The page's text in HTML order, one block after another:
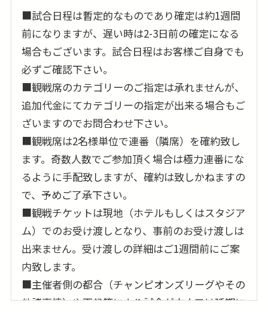
■試合日程は暫定的なものであり確定は約1週間
前になりますが、遅い時は2-3日前の確定になる
場合もございます。試合日程はお客様ご自身でも
必ずご確認下さい。
■観戦席のカテゴリーのご指定は承れませんが、
追加代金にてカテゴリーの指定が出来る場合もご
ざいますのでお問合わせ下さい。
■観戦席は2名様単位で連番（隣席）を確約致し
ます。奇数人数でご参加頂く場合は極力連番にな
るように手配致しますが、確約は致しかねますの
で、予めご了承下さい。
■観戦チケットは現地（ホテルもしくはスタジア
ム）でのお受け渡しとなり、事前のお受け渡しは
出来ません。受け渡しの詳細はご1週間前にご案
内致します。
■主催者側の都合（チャンピオンズリーグやその
他諸事情）や天候等により試合が中止又は延期に